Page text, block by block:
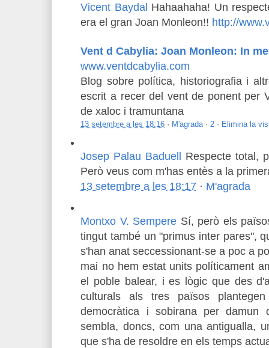
Vicent Baydal Hahaahaha! Un
era el gran Joan Monleon!! http://
Vent d Cabylia: Joan Monleon: In
www.ventdcabylia.com
Blog sobre política, historiografia i
escrit a recer del vent de ponent per
de xaloc i tramuntana
13 setembre a les 18:16 · M'agrada · 2 · Elimina la
Josep Palau Baduell
Respecte total,
Però veus com m'has entès a la
13 setembre a les 18:17 · M'agrada
Montxo V. Sempere Sí, però els
tingut també un "primus inter pares",
s'han anat seccessionant-se a poc a
mai no hem estat units políticament
el poble balear, i es lògic que des
culturals als tres països
democràtica i sobirana per damun
sembla, doncs, com una antigualla,
que s'ha de resoldre en els temps